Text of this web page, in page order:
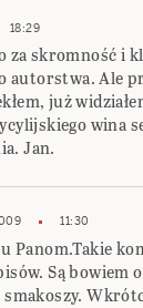
18:29
za skromność i
autorstwa. Ale
już
wina
Jan.
11:30
Panom.Takie
Są